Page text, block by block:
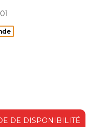
DE DISPONIBILITÉ